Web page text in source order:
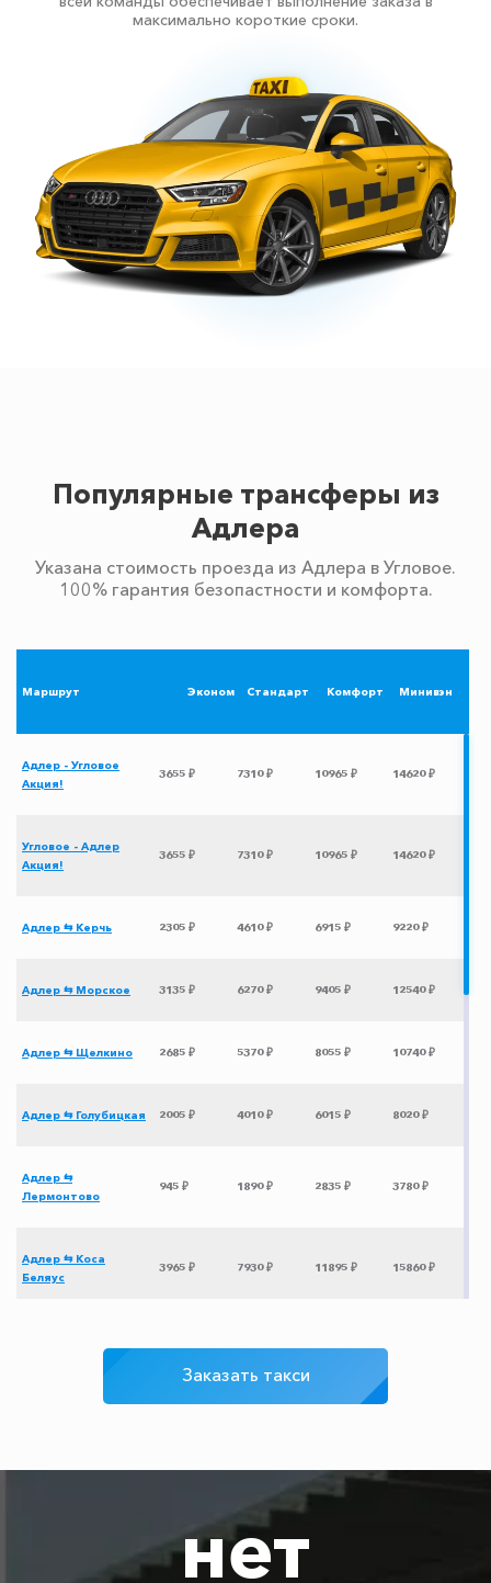
максимально короткие сроки.
Популярные трансферы из
Адлера
Указана стоимость проезда из Адлера в Угловое.
100% гарантия безопастности и комфорта.
Маршрут Эконом Стандарт Комфорт Минивэн
Адлер - Угловое
Акция!
3655 ₽ 7310 ₽ 10965 ₽ 14620 ₽
Угловое - Адлер
Акция!
3655 ₽ 7310 ₽ 10965 ₽ 14620 ₽
Адлер ⇆ Керчь 2305 ₽ 4610 ₽ 6915 ₽ 9220 ₽
Адлер ⇆ Морское 3135 ₽ 6270 ₽ 9405 ₽ 12540 ₽
Адлер ⇆ Щелкино 2685 ₽ 5370 ₽ 8055 ₽ 10740 ₽
Адлер ⇆ Голубицкая 2005 ₽ 4010 ₽ 6015 ₽ 8020 ₽
Адлер ⇆
Лермонтово
945 ₽ 1890 ₽ 2835 ₽ 3780 ₽
Адлер ⇆ Коса
Беляус
3965 ₽ 7930 ₽ 11895 ₽ 15860 ₽
Адлер ⇆ Санкт-
1375 ₽ 2750 ₽
Заказать такси
нет